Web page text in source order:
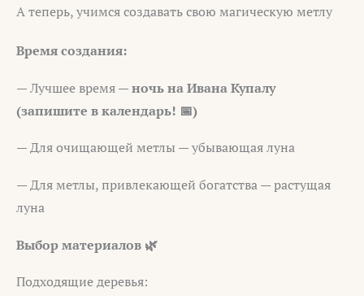
А теперь, учимся создавать свою магическую метлу
Время создания:
— Лучшее время —ночь на Ивана Купалу
(запишите в календарь! 📅)
— Для очищающей метлы — убывающая луна
— Для метлы, привлекающей богатства — растущая
луна
Выбор материалов 🌿
Подходящие деревья: